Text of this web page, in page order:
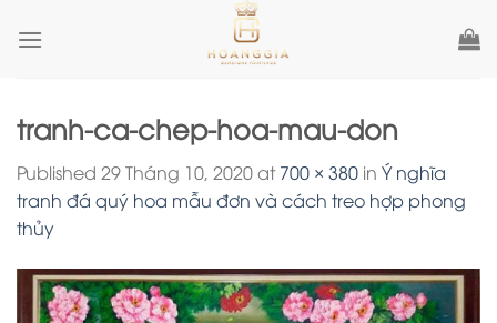
tranh-ca-chep-hoa-mau-don
Published 29 Tháng 10, 2020at700 × 380 in Ý nghĩa
tranh đá quý hoa mẫu đơn và cách treo hợp phong
thủy